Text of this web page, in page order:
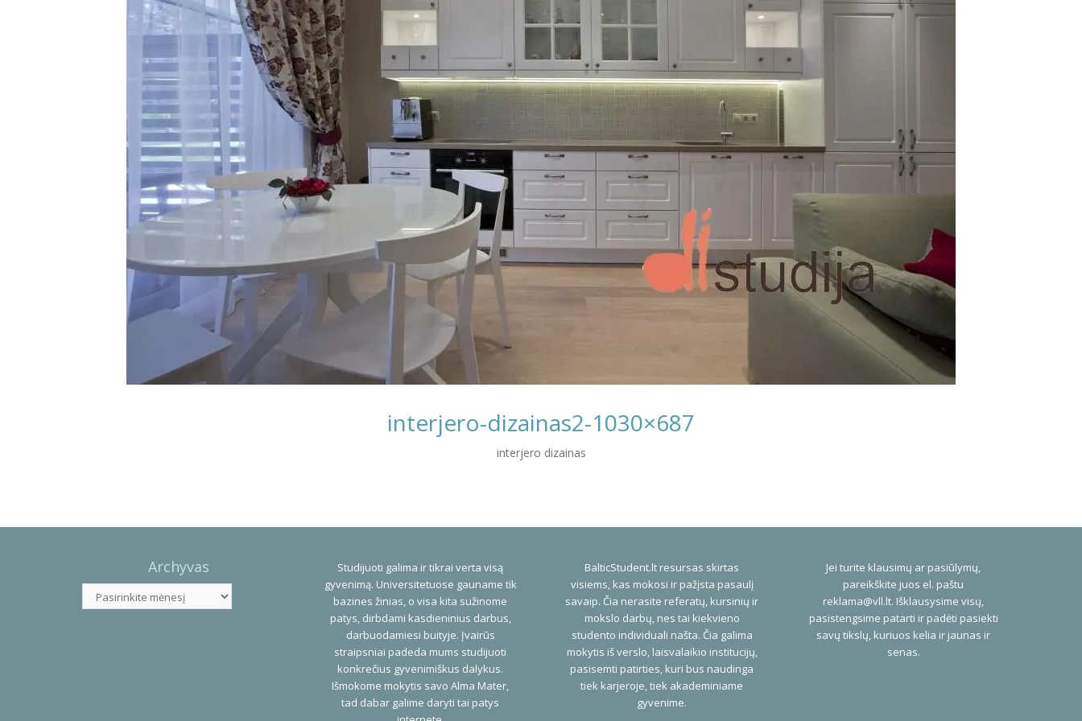
interjero-dizainas2-1030×687
interjero dizainas
Navigation
Archyvas
Archyvas
Studijuoti galima ir tikrai verta visą
gyvenimą. Universitetuose gauname tik
bazines žinias, o visa kita sužinome
patys, dirbdami kasdieninius darbus,
darbuodamiesi buityje. Įvairūs
straipsniai padeda mums studijuoti
konkrečius gyvenimiškus dalykus.
Išmokome mokytis savo Alma Mater,
tad dabar galime daryti tai patys
BalticStudent.lt resursas skirtas
visiems, kas mokosi ir pažįsta pasaulį
savaip. Čia nerasite referatų, kursinių ir
mokslo darbų, nes tai kiekvieno
studento individuali našta. Čia galima
mokytis iš verslo, laisvalaikio institucijų,
pasisemti patirties, kuri bus naudinga
tiek karjeroje, tiek akademiniame
gyvenime.
Jei turite klausimų ar pasiūlymų,
pareikškite juos el. paštu
reklama@vll.lt. Išklausysime visų,
pasistengsime patarti ir padėti pasiekti
savų tikslų, kuriuos kelia ir jaunas ir
senas.